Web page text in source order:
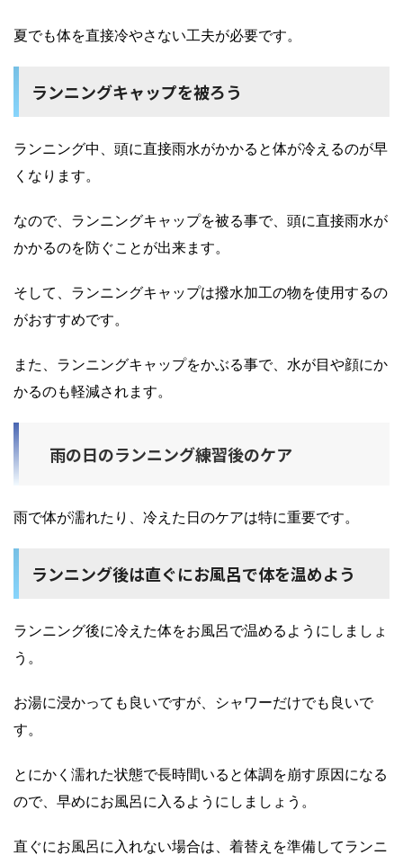
夏でも体を直接冷やさない工夫が必要です。
ランニングキャップを被ろう
ランニング中、頭に直接雨水がかかると体が冷えるのが早
くなります。
なので、ランニングキャップを被る事で、頭に直接雨水が
かかるのを防ぐことが出来ます。
そして、ランニングキャップは撥水加工の物を使用するの
がおすすめです。
また、ランニングキャップをかぶる事で、水が目や顔にか
かるのも軽減されます。
雨の日のランニング練習後のケア
雨で体が濡れたり、冷えた日のケアは特に重要です。
ランニング後は直ぐにお風呂で体を温めよう
ランニング後に冷えた体をお風呂で温めるようにしましょ
う。
お湯に浸かっても良いですが、シャワーだけでも良いで
す。
とにかく濡れた状態で長時間いると体調を崩す原因になる
ので、早めにお風呂に入るようにしましょう。
直ぐにお風呂に入れない場合は、着替えを準備してランニ